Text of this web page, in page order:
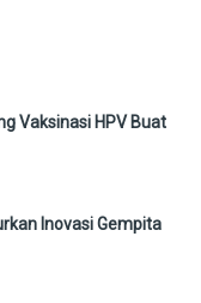
Vaksinasi HPV Buat
Inovasi Gempita